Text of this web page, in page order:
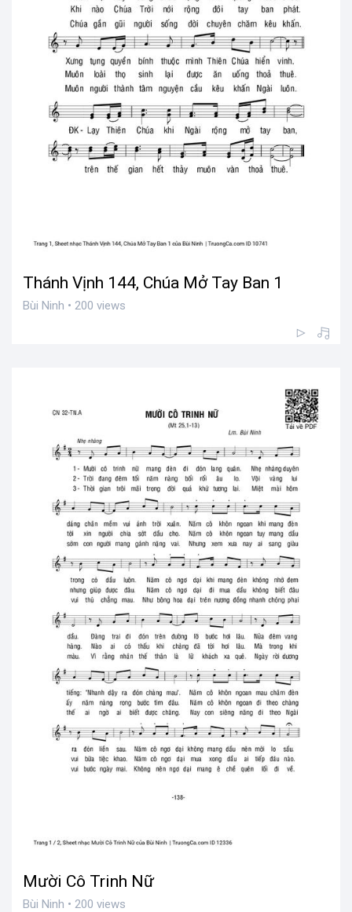
Thánh Vịnh 144, Chúa Mở Tay Ban 1
Bùi Ninh • 200 views
Mười Cô Trinh Nữ
Bùi Ninh • 200 views